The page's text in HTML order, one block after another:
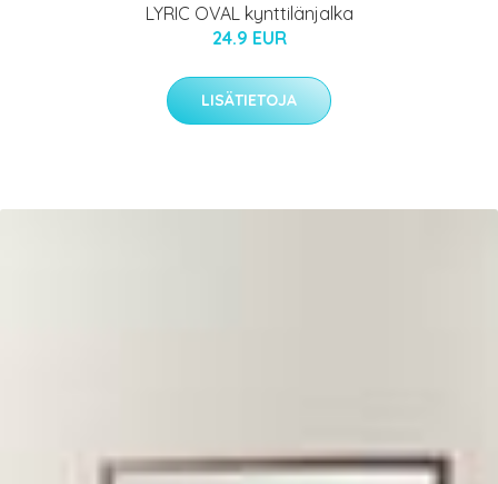
LYRIC OVAL kynttilänjalka
24.9 EUR
LISÄTIETOJA